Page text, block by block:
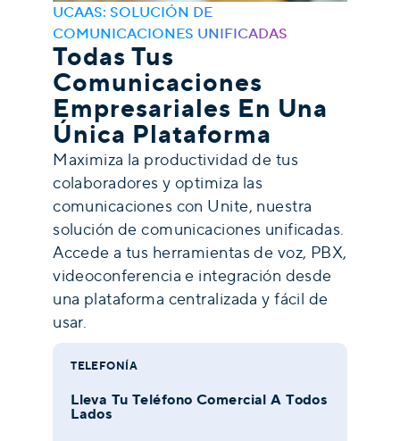
UCAAS: SOLUCIÓN DE
COMUNICACIONES UNIFICADAS
Todas Tus
Comunicaciones
Empresariales En Una
Única Plataforma
Maximiza la productividad de tus
colaboradores y optimiza las
comunicaciones con Unite, nuestra
solución de comunicaciones unificadas.
Accede a tus herramientas de voz, PBX,
videoconferencia e integración desde
una plataforma centralizada y fácil de
usar.
TELEFONÍA
Lleva Tu Teléfono Comercial A Todos
Lados